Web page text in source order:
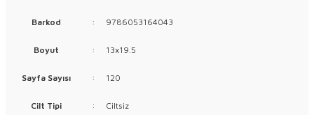
Barkod : 9786053164043
Boyut : 13x19.5
Sayfa Sayısı : 120
Cilt Tipi : Ciltsiz